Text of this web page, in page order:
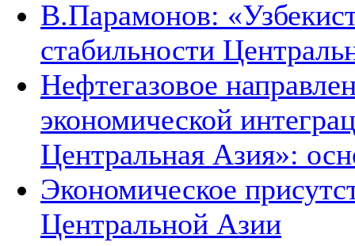
В.Парамонов:
стабильности
Нефтегазовое
экономической
Центральная Азия»:
Экономическое
Центральной Азии